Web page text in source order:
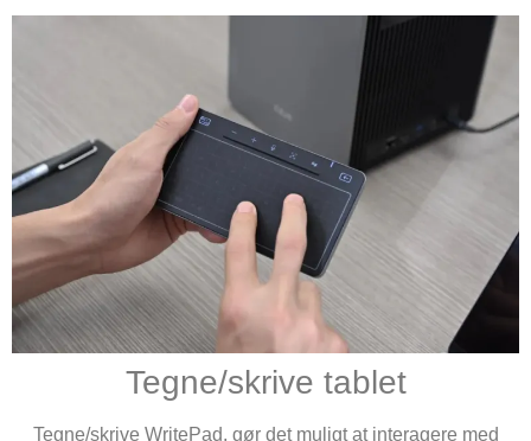
Tegne/skrive tablet
Tegne/skrive WritePad, gør det muligt at interagere med